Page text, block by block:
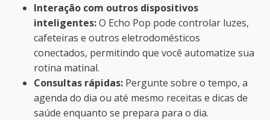
Interação com outros dispositivos
inteligentes:O Echo Pop pode controlar luzes,
cafeteiras e outros eletrodomésticos
conectados, permitindo que você automatize sua
rotina matinal.
Consultas rápidas: Pergunte sobre o tempo, a
agenda do dia ou até mesmo receitas e dicas de
saúde enquanto se prepara para o dia.